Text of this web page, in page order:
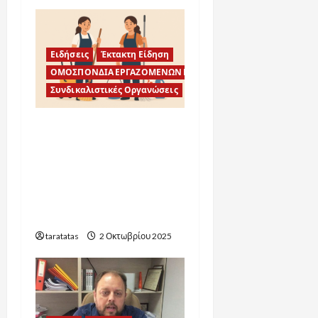
Ειδήσεις
Έκτακτη Είδηση
ΟΜΟΣΠΟΝΔΙΑ ΕΡΓΑΖΟΜΕΝΩΝ ΚΑΘΑΡΙΟΤΗΤΑΣ
Συνδικαλιστικές Οργανώσεις
taratatas 2 Οκτωβρίου 2025